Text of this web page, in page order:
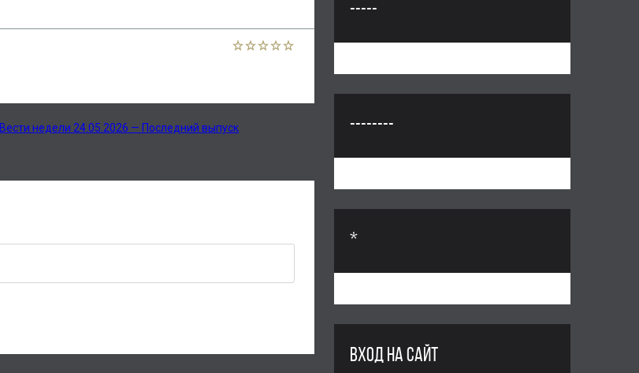
Вести недели 24.05.2026 — Последний выпуск
-----
--------
*
ВХОД НА САЙТ